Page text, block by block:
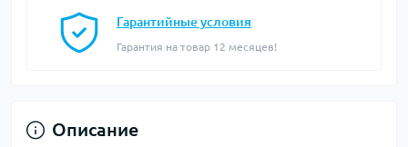
Гарантийные условия
Гарантия на товар 12 месяцев!
Описание